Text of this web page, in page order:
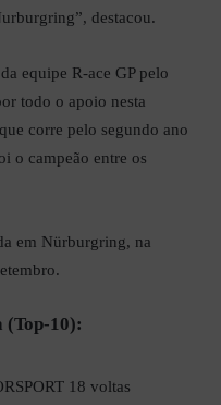
destacou.
equipe R-ace GP pelo
todo o apoio nesta
corre pelo segundo ano
o campeão entre os
em Nürburgring, na
(Top-10):
18 voltas